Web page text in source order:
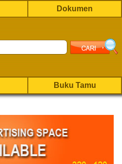
Dokumen
Buku Tamu